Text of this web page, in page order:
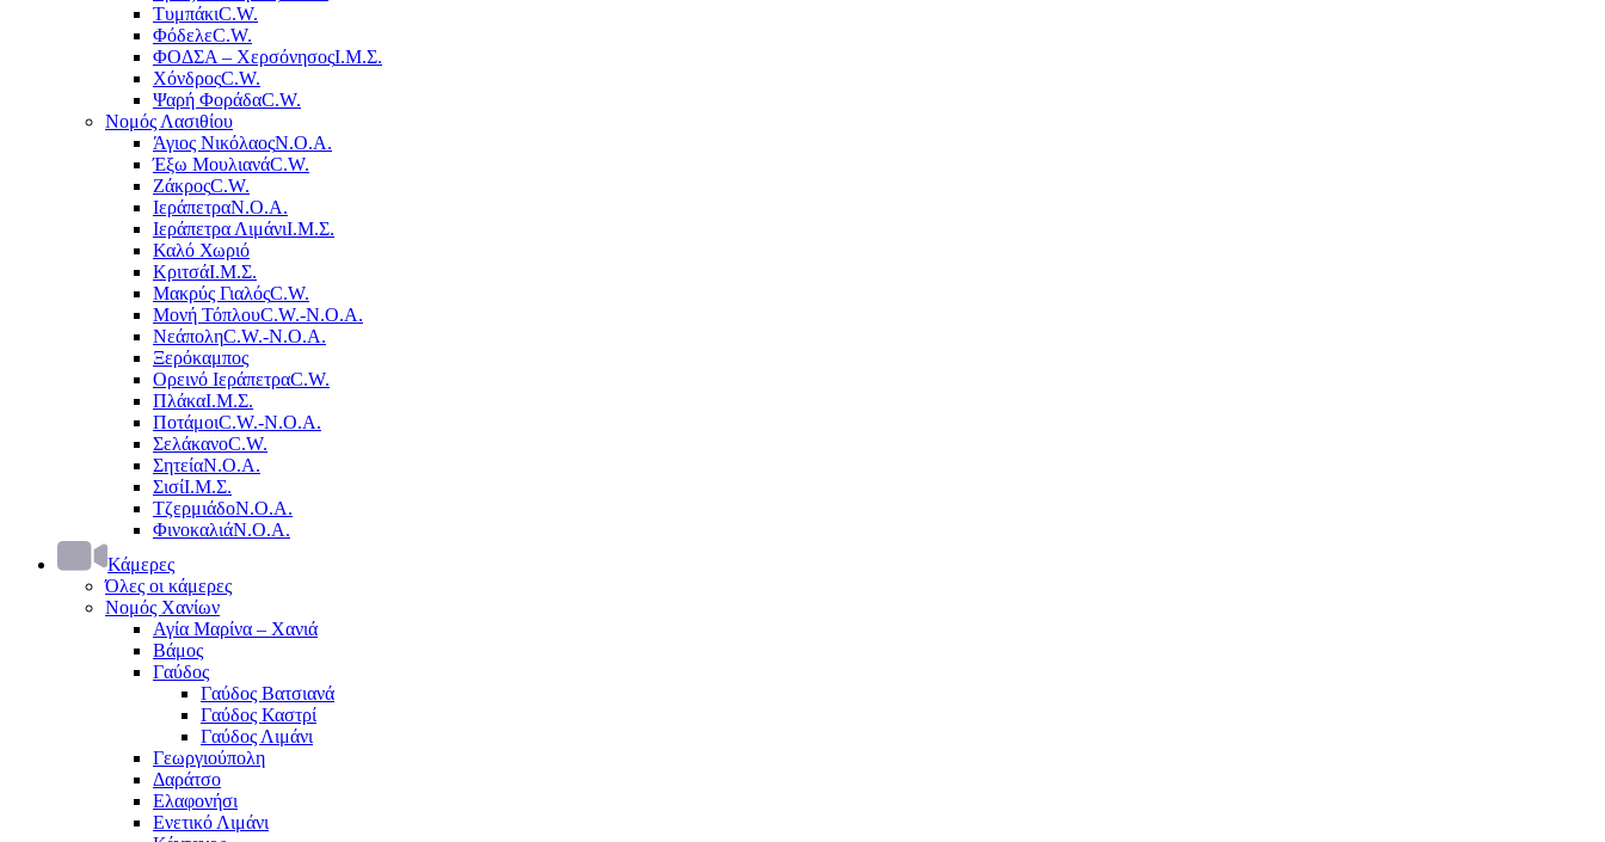
ΤυμπάκιC.W.
ΦόδελεC.W.
ΦΟΔΣΑ – ΧερσόνησοςΙ.Μ.Σ.
ΧόνδροςC.W.
Ψαρή ΦοράδαC.W.
Νομός Λασιθίου
Άγιος ΝικόλαοςΝ.Ο.Α.
Έξω ΜουλιανάC.W.
ΖάκροςC.W.
ΙεράπετραΝ.Ο.Α.
Ιεράπετρα ΛιμάνιΙ.Μ.Σ.
Καλό Χωριό
ΚριτσάΙ.Μ.Σ.
Μακρύς ΓιαλόςC.W.
Μονή ΤόπλουC.W.-Ν.Ο.Α.
ΝεάποληC.W.-Ν.Ο.Α.
Ξερόκαμπος
Ορεινό ΙεράπετραC.W.
ΠλάκαΙ.Μ.Σ.
ΠοτάμοιC.W.-Ν.Ο.Α.
ΣελάκανοC.W.
ΣητείαΝ.Ο.Α.
ΣισίΙ.Μ.Σ.
ΤζερμιάδοΝ.Ο.Α.
ΦινοκαλιάΝ.Ο.Α.
Κάμερες
Όλες οι κάμερες
Νομός Χανίων
Αγία Μαρίνα – Χανιά
Βάμος
Γαύδος
Γαύδος Βατσιανά
Γαύδος Καστρί
Γαύδος Λιμάνι
Γεωργιούπολη
Δαράτσο
Ελαφονήσι
Ενετικό Λιμάνι